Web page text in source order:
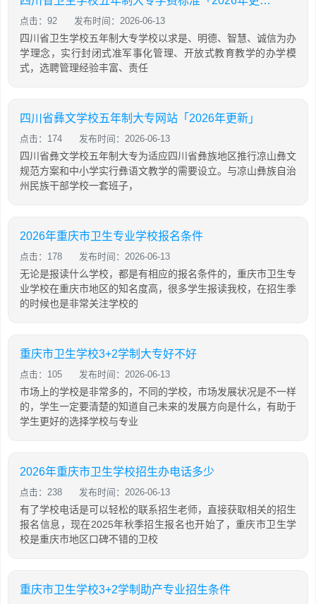
点击：92 发布时间：2026-06-13
四川省卫生学校五年制大专学校以求是、明德、智慧、诚信为办
学理念，实行封闭式准军事化管理、开放式教育教学的办学模
式，选聘管理经验丰富、责任
四川省彝文学校五年制大专网站「2026年更新」
点击：174 发布时间：2026-06-13
四川省彝文学校五年制大专为适应四川省彝族地区推行凉山彝文
规范方案和中小学实行彝语文教学的需要设立。与凉山彝族自治
州民族干部学校一套班子，
2026年重庆市卫生专业学校报名条件
点击：178 发布时间：2026-06-13
无论是报读什么学校，都是有相应的报名条件的，重庆市卫生专
业学校在重庆市地区的知名度高，很多学生报读我校，在招生季
的时候也是非常关注学校的
重庆市卫生学校3+2学制大专好不好
点击：105 发布时间：2026-06-13
市场上的学校是非常多的，不同的学校，市场发展状况是不一样
的，学生一定要清楚的知道自己未来的发展方向是什么，有助于
学生更好的选择学校与专业
2026年重庆市卫生学校招生办电话多少
点击：238 发布时间：2026-06-13
有了学校电话是可以轻松的联系招生老师，直接获取相关的招生
报名信息，现在2025年秋季招生报名也开始了，重庆市卫生学
校是重庆市地区口碑不错的卫校
重庆市卫生学校3+2学制助产专业招生条件